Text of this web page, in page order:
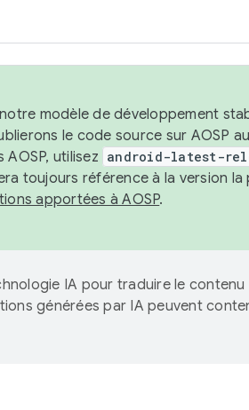
modèle de développement
le code source sur AOSP
utilisez android-latest-
toujours référence à la version la
apportées à AOSP.
IA pour traduire le contenu
générées par IA peuvent